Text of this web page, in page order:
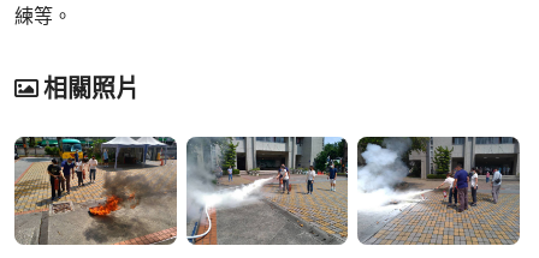
練等。
相關照片